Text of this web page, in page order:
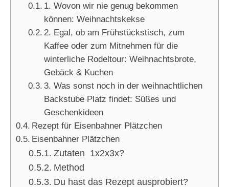
1. Wovon wir nie genug bekommen
können: Weihnachtskekse
2. Egal, ob am Frühstückstisch, zum
Kaffee oder zum Mitnehmen für die
winterliche Rodeltour: Weihnachtsbrote,
Gebäck & Kuchen
3. Was sonst noch in der weihnachtlichen
Backstube Platz findet: Süßes und
Geschenkideen
Rezept für Eisenbahner Plätzchen
Eisenbahner Plätzchen
Zutaten 1x2x3x?
Method
Du hast das Rezept ausprobiert?